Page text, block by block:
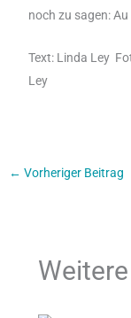
noch zu sagen:
Text: Linda Ley
Ley
← Vorheriger Beitrag